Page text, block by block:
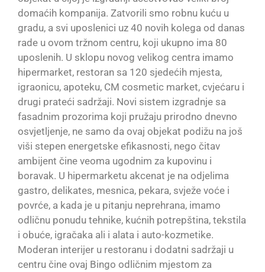
domaćih kompanija. Zatvorili smo robnu kuću u
gradu, a svi uposlenici uz 40 novih kolega od danas
rade u ovom tržnom centru, koji ukupno ima 80
uposlenih. U sklopu novog velikog centra imamo
hipermarket, restoran sa 120 sjedećih mjesta,
igraonicu, apoteku, CM cosmetic market, cvjećaru i
drugi prateći sadržaji. Novi sistem izgradnje sa
fasadnim prozorima koji pružaju prirodno dnevno
osvjetljenje, ne samo da ovaj objekat podižu na još
viši stepen energetske efikasnosti, nego čitav
ambijent čine veoma ugodnim za kupovinu i
boravak. U hipermarketu akcenat je na odjelima
gastro, delikates, mesnica, pekara, svježe voće i
povrće, a kada je u pitanju neprehrana, imamo
odličnu ponudu tehnike, kućnih potrepština, tekstila
i obuće, igračaka ali i alata i auto-kozmetike.
Moderan interijer u restoranu i dodatni sadržaji u
centru čine ovaj Bingo odličnim mjestom za